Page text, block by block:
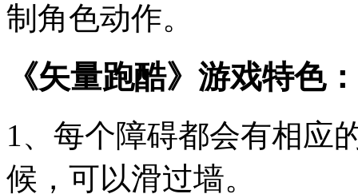
制角色动作。
《矢量跑酷》游戏特色：
1、每个障碍都会有相应
候，可以滑过墙。